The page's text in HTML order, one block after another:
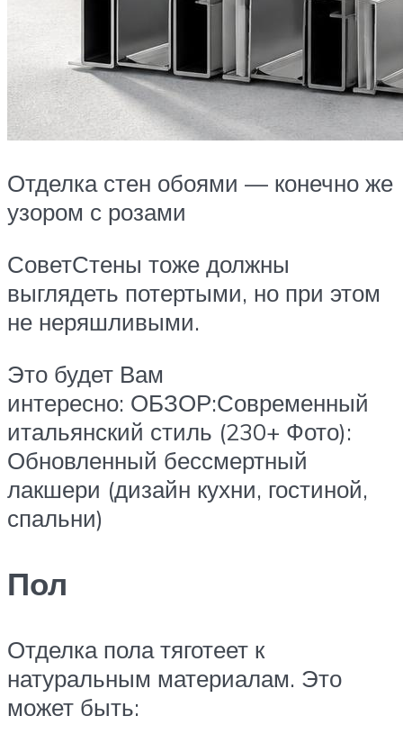
Отделка стен обоями — конечно же
узором с розами
СоветСтены тоже должны
выглядеть потертыми, но при этом
не неряшливыми.
Это будет Вам
интересно: ОБЗОР:Современный
итальянский стиль (230+ Фото):
Обновленный бессмертный
лакшери (дизайн кухни, гостиной,
спальни)
Пол
Отделка пола тяготеет к
натуральным материалам. Это
может быть: